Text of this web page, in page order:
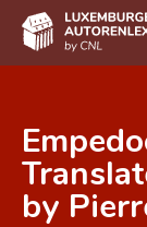
DE FR
Home
by